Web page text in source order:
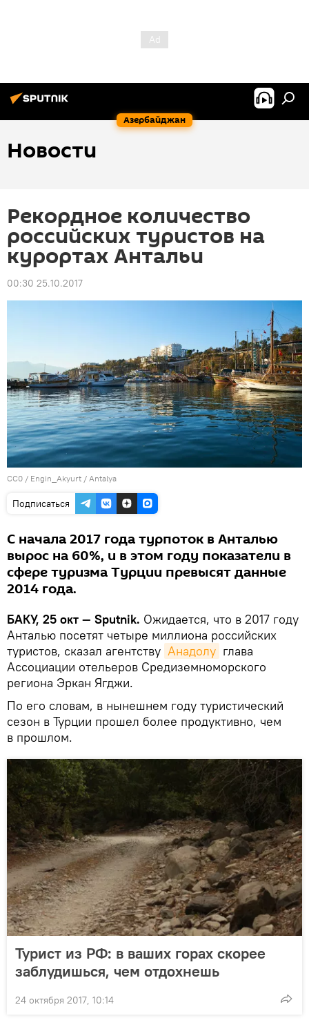
Азербайджан
Новости
Рекордное количество
российских туристов на
курортах Антальи
00:30 25.10.2017
CC0 / Engin_Akyurt / Antalya
Подписаться
С начала 2017 года турпоток в Анталью
вырос на 60%, и в этом году показатели в
сфере туризма Турции превысят данные
2014 года.
БАКУ, 25 окт — Sputnik. Ожидается, что в 2017 году
Анталью посетят четыре миллиона российских
туристов, сказал агентству Анадолу глава
Ассоциации отельеров Средиземноморского
региона Эркан Ягджи.
По его словам, в нынешнем году туристический
сезон в Турции прошел более продуктивно, чем
в прошлом.
Турист из РФ: в ваших горах скорее
заблудишься, чем отдохнешь
24 октября 2017, 10:14